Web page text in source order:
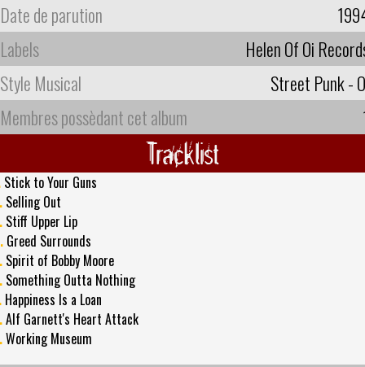
Date de parution
Labels
Helen Of Oi
Style Musical
Street Punk -
Membres possèdant cet album
Tracklist
Stick to Your Guns
Selling Out
Stiff Upper Lip
Greed Surrounds
Spirit of Bobby Moore
Something Outta Nothing
Happiness Is a Loan
Alf Garnett's Heart Attack
Working Museum